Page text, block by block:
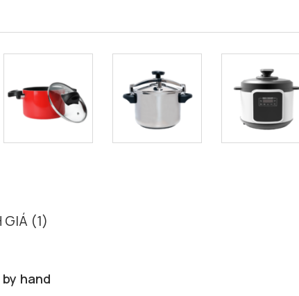
GIÁ (1)
hand